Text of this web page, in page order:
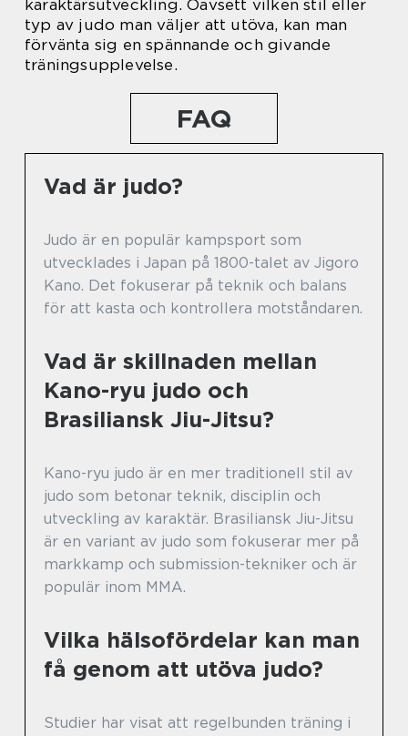
karaktärsutveckling. Oavsett vilken stil eller
typ av judo man väljer att utöva, kan man
förvänta sig en spännande och givande
träningsupplevelse.
FAQ
Vad är judo?
Judo är en populär kampsport som
utvecklades i Japan på 1800-talet av Jigoro
Kano. Det fokuserar på teknik och balans
för att kasta och kontrollera motståndaren.
Vad är skillnaden mellan
Kano-ryu judo och
Brasiliansk Jiu-Jitsu?
Kano-ryu judo är en mer traditionell stil av
judo som betonar teknik, disciplin och
utveckling av karaktär. Brasiliansk Jiu-Jitsu
är en variant av judo som fokuserar mer på
markkamp och submission-tekniker och är
populär inom MMA.
Vilka hälsofördelar kan man
få genom att utöva judo?
Studier har visat att regelbunden träning i